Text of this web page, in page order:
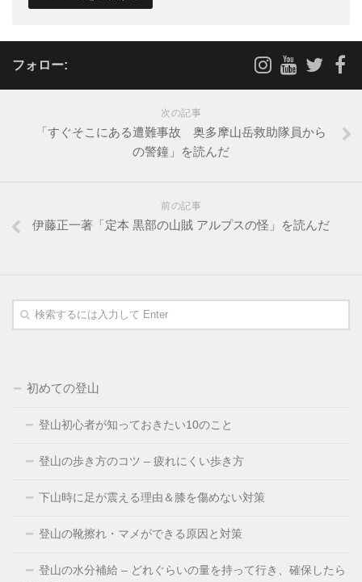
フォロー:
次の記事
「すぐそこにある遭難事故 奥多摩山岳救助隊員から
の警鐘」を読んだ
前の記事
伊藤正一著「定本 黒部の山賊 アルプスの怪」を読んだ
初めての登山
登山初心者が知っておきたい10のこと
登山の歩き方のコツ – 疲れにくい歩き方
下山時に足が震える理由＆膝を傷めない対策
登山の靴擦れ・マメができる原因と対策
登山の水分補給 – どれぐらいの量を持って行き、確保したら